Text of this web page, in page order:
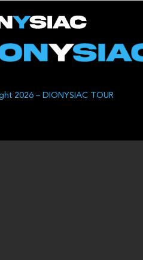
2026 – DIONYSIAC TOUR